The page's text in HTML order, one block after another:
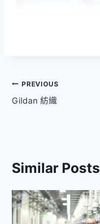
文
章
PREVIOUS
Gildan 紡織
Similar Posts